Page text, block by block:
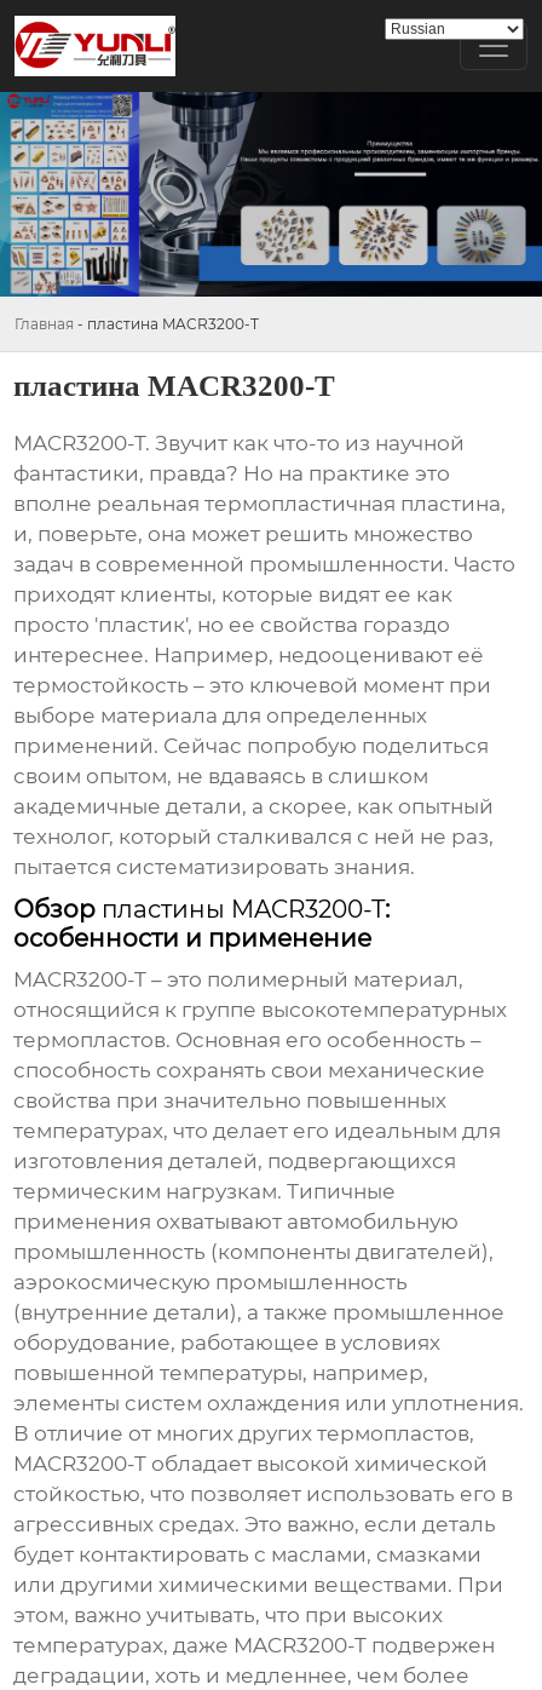
Главная - пластина MACR3200-T
пластина MACR3200-T
MACR3200-T. Звучит как что-то из научной
фантастики, правда? Но на практике это
вполне реальная термопластичная пластина,
и, поверьте, она может решить множество
задач в современной промышленности. Часто
приходят клиенты, которые видят ее как
просто 'пластик', но ее свойства гораздо
интереснее. Например, недооценивают её
термостойкость – это ключевой момент при
выборе материала для определенных
применений. Сейчас попробую поделиться
своим опытом, не вдаваясь в слишком
академичные детали, а скорее, как опытный
технолог, который сталкивался с ней не раз,
пытается систематизировать знания.
Обзор пластины MACR3200-T:
особенности и применение
MACR3200-T – это полимерный материал,
относящийся к группе высокотемпературных
термопластов. Основная его особенность –
способность сохранять свои механические
свойства при значительно повышенных
температурах, что делает его идеальным для
изготовления деталей, подвергающихся
термическим нагрузкам. Типичные
применения охватывают автомобильную
промышленность (компоненты двигателей),
аэрокосмическую промышленность
(внутренние детали), а также промышленное
оборудование, работающее в условиях
повышенной температуры, например,
элементы систем охлаждения или уплотнения.
В отличие от многих других термопластов,
MACR3200-T обладает высокой химической
стойкостью, что позволяет использовать его в
агрессивных средах. Это важно, если деталь
будет контактировать с маслами, смазками
или другими химическими веществами. При
этом, важно учитывать, что при высоких
температурах, даже MACR3200-T подвержен
деградации, хоть и медленнее, чем более